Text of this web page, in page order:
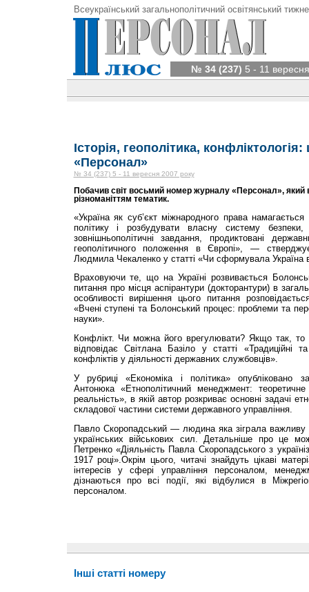
Всеукраїнський загальнополітичний освітянський
№ 34 (237) 5 - 11
Історія, геополітика,
«Персонал»
№ 34 (237) 5 - 11 вересня 2007 року
Побачив світ восьмий номер журналу «Персонал», який
різноманіттям тематик.
«Україна як суб’єкт міжнародного права
політику і розбудувати власну систему безпеки,
зовнішньополітичні завдання, продиктовані
геополітичного положення в Європі», —
Людмила Чекаленко у статті «Чи сформувала Україна
Враховуючи те, що на Україні розвивається
питання про місця аспірантури (докторантури) в
особливості вирішення цього питання
«Вчені ступені та Болонський процес: проблеми та
науки».
Конфлікт. Чи можна його врегулювати? Якщо так, то
відповідає Світлана Базіло у статті «Традиційні
конфліктів у діяльності державних службовців».
У рубриці «Економіка і політика» опубліковано
Антонюка «Етнополітичний менеджмент:
реальність», в якій автор розкриває основні задачі
складової частини системи державного управління.
Павло Скоропадський — людина яка зіграла важливу
українських військових сил. Детальніше про це
Петренко «Діяльність Павла Скоропадського з
1917 році».Окрім цього, читачі знайдуть цікаві
інтересів у сфері управління персоналом,
дізнаються про всі події, які відбулися в
персоналом.
Інші статті номеру